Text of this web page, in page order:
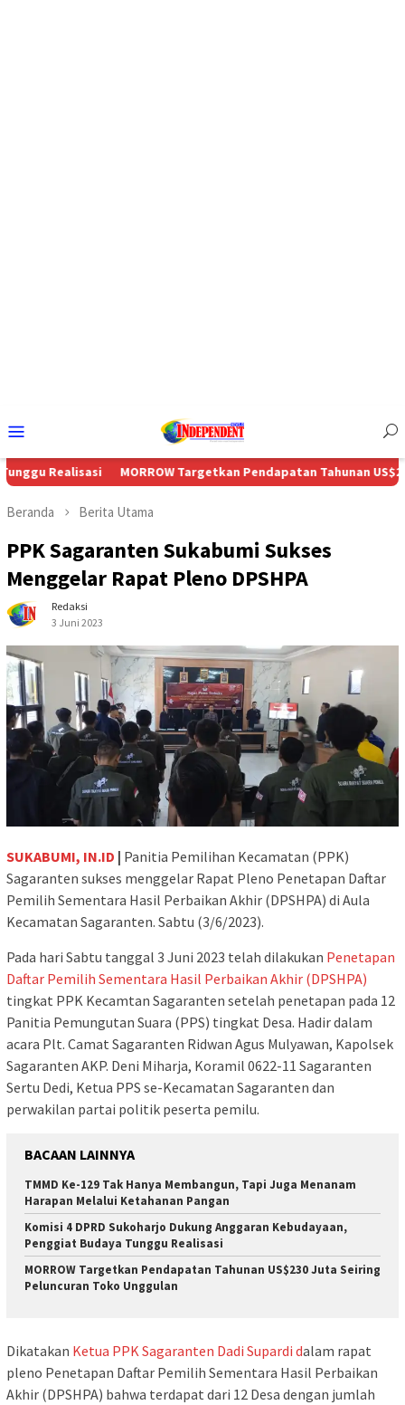
Mobile
MORROW Targetkan Pendapatan Tahunan US$230 Juta
Beranda Berita Utama
PPK Sagaranten Sukabumi Sukses
Menggelar Rapat Pleno DPSHPA
Redaksi
3 Juni 2023
SUKABUMI, IN.ID | Panitia Pemilihan Kecamatan (PPK)
Sagaranten sukses menggelar Rapat Pleno Penetapan Daftar
Pemilih Sementara Hasil Perbaikan Akhir (DPSHPA) di Aula
Kecamatan Sagaranten. Sabtu (3/6/2023).
Pada hari Sabtu tanggal 3 Juni 2023 telah dilakukan Penetapan
Daftar Pemilih Sementara Hasil Perbaikan Akhir (DPSHPA)
tingkat PPK Kecamtan Sagaranten setelah penetapan pada 12
Panitia Pemungutan Suara (PPS) tingkat Desa. Hadir dalam
acara Plt. Camat Sagaranten Ridwan Agus Mulyawan, Kapolsek
Sagaranten AKP. Deni Miharja, Koramil 0622-11 Sagaranten
Sertu Dedi, Ketua PPS se-Kecamatan Sagaranten dan
perwakilan partai politik peserta pemilu.
BACAAN LAINNYA
TMMD Ke-129 Tak Hanya Membangun, Tapi Juga Menanam
Harapan Melalui Ketahanan Pangan
Komisi 4 DPRD Sukoharjo Dukung Anggaran Kebudayaan,
Penggiat Budaya Tunggu Realisasi
MORROW Targetkan Pendapatan Tahunan US$230 Juta Seiring
Peluncuran Toko Unggulan
Dikatakan Ketua PPK Sagaranten Dadi Supardi dalam rapat
pleno Penetapan Daftar Pemilih Sementara Hasil Perbaikan
Akhir (DPSHPA) bahwa terdapat dari 12 Desa dengan jumlah